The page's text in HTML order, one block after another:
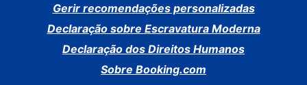
Gerir recomendações personalizadas
Declaração sobre Escravatura Moderna
Declaração dos Direitos Humanos
Sobre Booking.com